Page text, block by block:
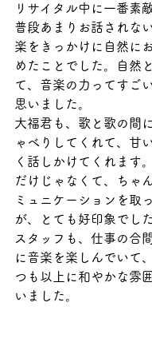
リサイタル中に一番素
普段あまりお話されな
楽をきっかけに自然に
めたことでした。自然
て、音楽の力ってすご
思いました。
大福君も、歌と歌の間
ゃべりしてくれて、甘
く話しかけてくれます
だけじゃなくて、ちゃ
ミュニケーションを取
が、とても好印象でした
スタッフも、仕事の合
に音楽を楽しんでいて
つも以上に和やかな雰
いました。